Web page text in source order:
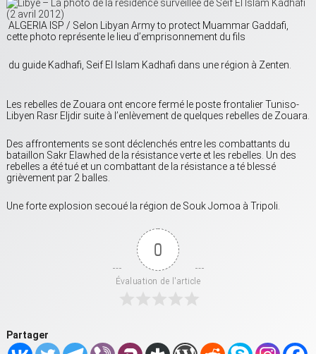
ALGERIA ISP / Selon Libyan Army to protect Muammar Gaddafi,
cette photo représente le lieu d’emprisonnement du fils
du guide Kadhafi, Seif El Islam Kadhafi dans une région à Zenten.
Les rebelles de Zouara ont encore fermé le poste frontalier Tuniso-
Libyen Rasr Eljdir suite à l’enlèvement de quelques rebelles de Zouara.
Des affrontements se sont déclenchés entre les combattants du
bataillon Sakr Elawhed de la résistance verte et les rebelles. Un des
rebelles a été tué et un combattant de la résistance a té blessé
grièvement par 2 balles.
Une forte explosion secoué la région de Souk Jomoa à Tripoli.
0
Évaluation de l'article
Partager